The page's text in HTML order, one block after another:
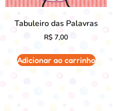
Tabuleiro das Palavras
R$ 7,00
Adicionar ao carrinho